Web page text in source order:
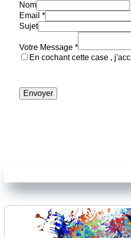
Nom
Email *
Sujet
Votre Message *
En cochant cette case ,
Envoyer